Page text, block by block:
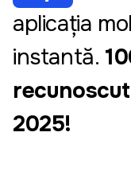
aplicația
instantă.
2025!